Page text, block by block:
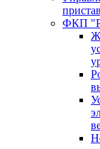
ФКП